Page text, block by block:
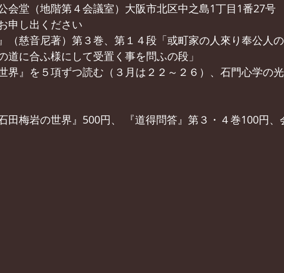
会堂（地階第４会議室）大阪市北区中之島1丁目1番27号
申し出ください
（慈音尼著）第３巻、第１４段「或町家の人來り奉公人
道に合ふ様にして受置く事を問ふの段」
界』を５項ずつ読む（３月は２２～２６）、石門心学の
田梅岩の世界』500円、 『道得問答』第３・４巻100円、